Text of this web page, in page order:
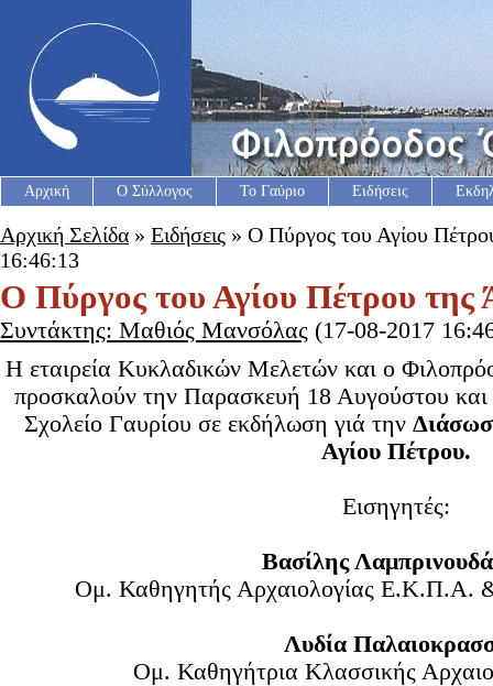
Αρχική Ο Σύλλογος Το Γαύριο Ειδήσεις
Αρχική Σελίδα » Ειδήσεις » Ο Πύργος του Αγίου
16:46:13
Ο Πύργος του Αγίου Πέτρου της
Συντάκτης: Μαθιός Μανσόλας (17-08-2017
Η εταιρεία Κυκλαδικών Μελετών και ο
προσκαλούν την Παρασκευή 18 Αυγούστου
Σχολείο Γαυρίου σε εκδήλωση γιά την
Αγίου Πέτρου.
Εισηγητές:
Βασίλης
Ομ. Καθηγητής Αρχαιολογίας Ε.Κ.Π.Α. &
Λυδία
Ομ. Καθηγήτρια Κλασσικής